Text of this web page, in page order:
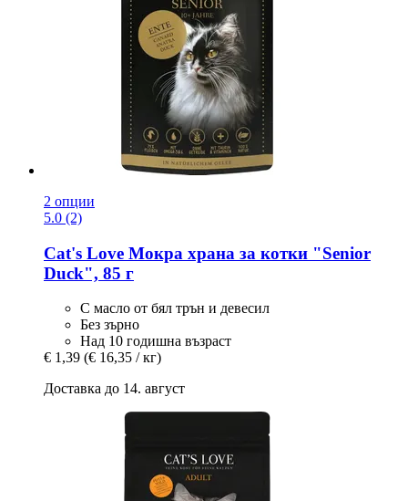
2 опции
5.0 (2)
Cat's Love Мокра храна за котки "Senior
Duck", 85 г
С масло от бял трън и девесил
Без зърно
Над 10 годишна възраст
€ 1,39 (€ 16,35 / кг)
Доставка до 14. август